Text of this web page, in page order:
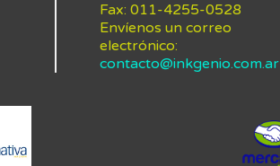
Fax: 011-4255-0528
Envíenos un correo
electrónico:
contacto@inkgenio.com.ar